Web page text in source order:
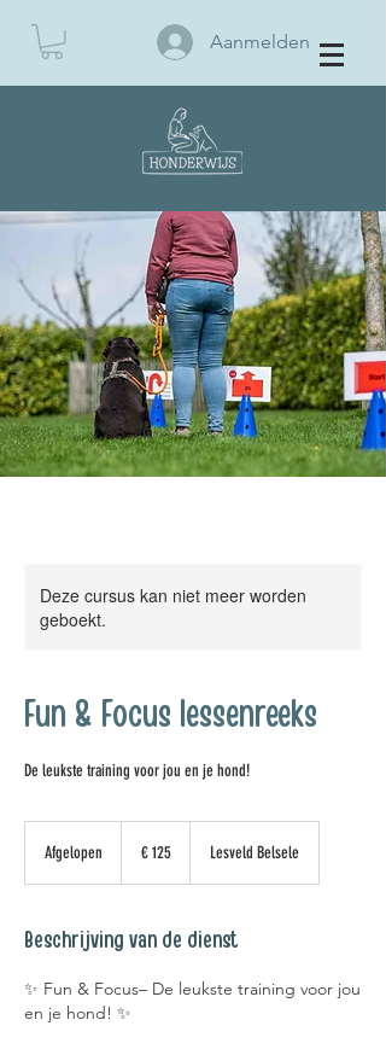
BOEK EEN KENNISMAKING
Aanmelden
Deze cursus kan niet meer worden
geboekt.
Fun & Focus lessenreeks
De leukste training voor jou en je hond!
Afgelopen
l
p
e
€ 125 Lesveld Belsele
Beschrijving van de dienst
✨ Fun & Focus– De leukste training voor jou
en je hond! ✨